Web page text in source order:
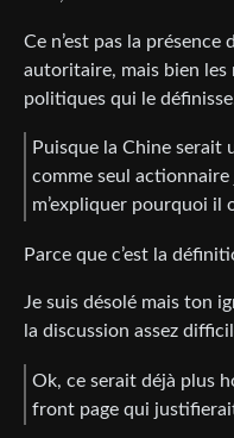
Ce n’est pas la présence
autoritaire, mais bien
politiques qui le
Puisque la Chine serait
comme seul
m’expliquer pourquoi il
Parce que c’est la
Je suis désolé mais ton
la discussion assez
Ok, ce serait déjà plus
front page qui